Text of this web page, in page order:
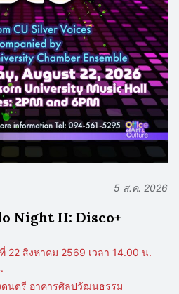
5 ส.ค. 2026
Night II: Disco+
22 สิงหาคม 2569 เวลา 14.00 น.
นตรี อาคารศิลปวัฒนธรรม